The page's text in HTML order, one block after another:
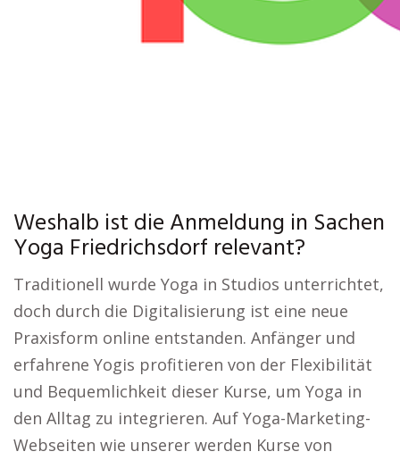
Weshalb ist die Anmeldung in Sachen
Yoga Friedrichsdorf relevant?
Traditionell wurde Yoga in Studios unterrichtet,
doch durch die Digitalisierung ist eine neue
Praxisform online entstanden. Anfänger und
erfahrene Yogis profitieren von der Flexibilität
und Bequemlichkeit dieser Kurse, um Yoga in
den Alltag zu integrieren. Auf Yoga-Marketing-
Webseiten wie unserer werden Kurse von